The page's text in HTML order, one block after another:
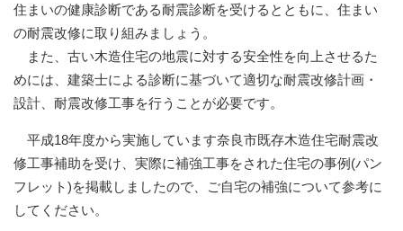
住まいの健康診断である耐震診断を受けるとともに、住まい
の耐震改修に取り組みましょう。
また、古い木造住宅の地震に対する安全性を向上させるた
めには、建築士による診断に基づいて適切な耐震改修計画・
設計、耐震改修工事を行うことが必要です。
平成18年度から実施しています奈良市既存木造住宅耐震改
修工事補助を受け、実際に補強工事をされた住宅の事例(パン
フレット)を掲載しましたので、ご自宅の補強について参考に
してください。